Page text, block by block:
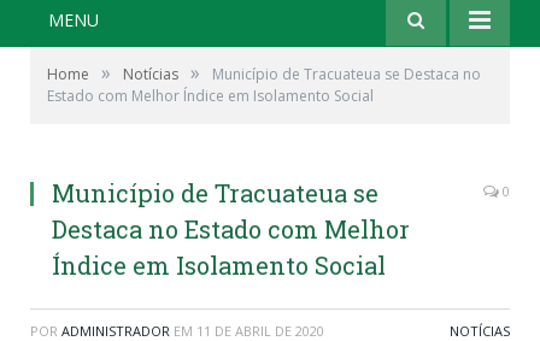
MENU
Home » Notícias »
Município de Tracuateua se Destaca no
Estado com Melhor Índice em Isolamento Social
Município de Tracuateua se
Destaca no Estado com Melhor
Índice em Isolamento Social
0
POR ADMINISTRADOR EM 11 DE ABRIL DE 2020 NOTÍCIAS